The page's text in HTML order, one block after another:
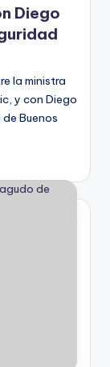
Diego
la ministra
y con Diego
Buenos